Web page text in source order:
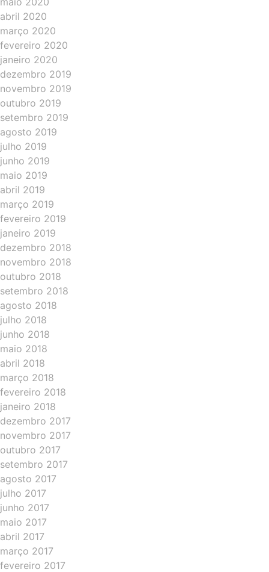
abril 2020
março 2020
fevereiro 2020
janeiro 2020
dezembro 2019
novembro 2019
outubro 2019
setembro 2019
agosto 2019
julho 2019
junho 2019
maio 2019
abril 2019
março 2019
fevereiro 2019
janeiro 2019
dezembro 2018
novembro 2018
outubro 2018
setembro 2018
agosto 2018
julho 2018
junho 2018
maio 2018
abril 2018
março 2018
fevereiro 2018
janeiro 2018
dezembro 2017
novembro 2017
outubro 2017
setembro 2017
agosto 2017
julho 2017
junho 2017
maio 2017
abril 2017
março 2017
fevereiro 2017